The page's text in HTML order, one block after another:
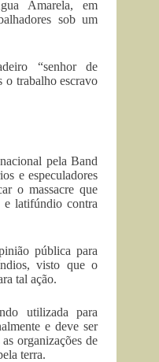
Amarela, em
sob um
“senhor de
o trabalho escravo
pela Band
e especuladores
o massacre que
e latifúndio contra
pública para
visto que o
tal ação.
utilizada para
e deve ser
organizações de
terra.